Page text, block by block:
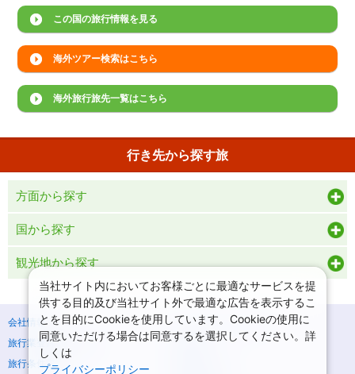
この国の旅行情報を見る
海外ツアー検索はこちら
海外旅行旅先一覧はこちら
行き先から探す旅
方面から探す
国から探す
観光地から探す
会社情報
プライバシーポリシー
旅行業登録票・約款
規約集
旅行条件書
当社サイト内においてお客様ごとに最適なサービスを提
供する目的及び当社サイト外で最適な広告を表示するこ
とを目的にCookieを使用しています。Cookieの使用に
同意いただける場合は同意するを選択してください。詳
しくは
プライバシーポリシー